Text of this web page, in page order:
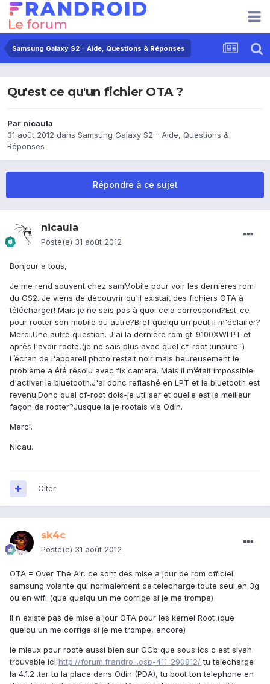
Samsung Galaxy S2 - Aide, Questions & Réponses
Qu'est ce qu'un fichier OTA ?
Par nicaula
31 août 2012 dans Samsung Galaxy S2 - Aide, Questions &
Réponses
Répondre à ce sujet
nicaula
Posté(e) 31 août 2012
Bonjour a tous,
Je me rend souvent chez samMobile pour voir les dernières rom
du GS2. Je viens de découvrir qu'il existait des fichiers OTA à
télécharger! Mais je ne sais pas à quoi cela correspond?Est-ce
pour rooter son mobile ou autre?Bref quelqu'un peut il m'éclairer?
Merci.Une autre question. J'ai la dernière rom gt-9100XWLPT et
après l'avoir rooté,(je ne sais plus avec quel cf-root :unsure: )
L’écran de l'appareil photo restait noir mais heureusement le
problème a été résolu avec fix camera. Mais il m’était impossible
d'activer le bluetooth.J'ai donc reflashé en LPT et le bluetooth est
revenu.Donc quel cf-root dois-je utiliser et quelle est la meilleur
façon de rooter?Jusque la je rootais via Odin.
Merci.
Nicau.
Citer
sk4c
Posté(e) 31 août 2012
OTA = Over The Air, ce sont des mise a jour de rom officiel
samsung volante qui normalement ce telecharge toute seul en 3g
ou en wifi (que quelqu un me corrige si je me trompe)
il n existe pas de mise a jour OTA pour les kernel Root (que
quelqu un me corrige si je me trompe, encore)
le mieux pour rooté aussi bien sur GGb que sous Ics c est siyah
trouvable ici http://forum.frandro...osp-411-290812/tu telecharge
la 4.1.2 .tar tu la place dans Odin (PDA), tu boot ton telephone en